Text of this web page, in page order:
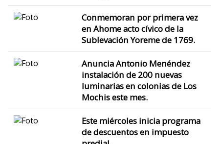
Conmemoran por primera vez
en Ahome acto cívico de la
Sublevación Yoreme de 1769.
Anuncia Antonio Menéndez
instalación de 200 nuevas
luminarias en colonias de Los
Mochis este mes.
Este miércoles inicia programa
de descuentos en impuesto